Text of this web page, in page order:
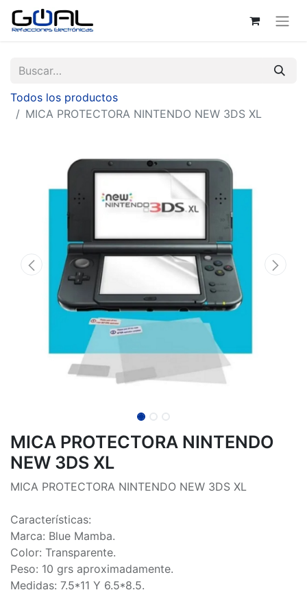
Todos los productos
MICA PROTECTORA NINTENDO NEW 3DS XL
MICA PROTECTORA NINTENDO
NEW 3DS XL
MICA PROTECTORA NINTENDO NEW 3DS XL
Características:
Marca: Blue Mamba.
Color: Transparente.
Peso: 10 grs aproximadamente.
Medidas: 7.5*11 Y 6.5*8.5.